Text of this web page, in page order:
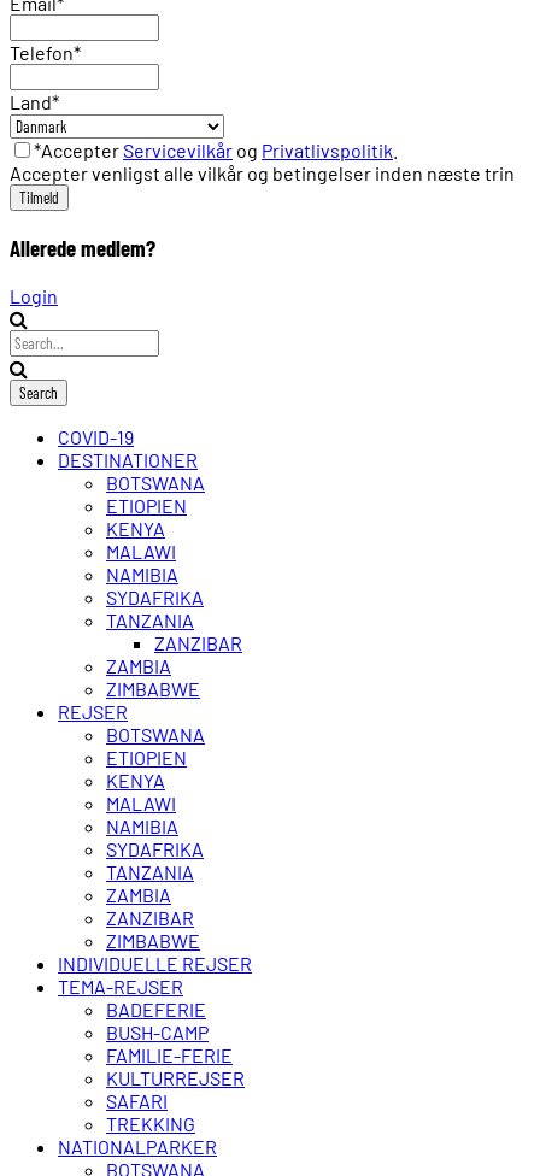
Telefon*
Land*
*AccepterServicevilkår og Privatlivspolitik
Accepter venligst alle vilkår og betingelser inden næste trin
Allerede medlem?
Login
COVID-19
DESTINATIONER
BOTSWANA
ETIOPIEN
KENYA
MALAWI
NAMIBIA
SYDAFRIKA
TANZANIA
ZANZIBAR
ZAMBIA
ZIMBABWE
REJSER
BOTSWANA
ETIOPIEN
KENYA
MALAWI
NAMIBIA
SYDAFRIKA
TANZANIA
ZAMBIA
ZANZIBAR
ZIMBABWE
INDIVIDUELLE REJSER
TEMA-REJSER
BADEFERIE
BUSH-CAMP
FAMILIE-FERIE
KULTURREJSER
SAFARI
TREKKING
NATIONALPARKER
BOTSWANA